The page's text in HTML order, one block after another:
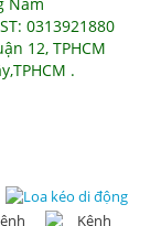
0313921880
12, TPHCM
.